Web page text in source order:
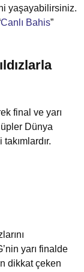
yaşayabilirsiniz.
Canlı Bahis”
final ve yarı
Dünya
yarı finalde
dikkat çeken